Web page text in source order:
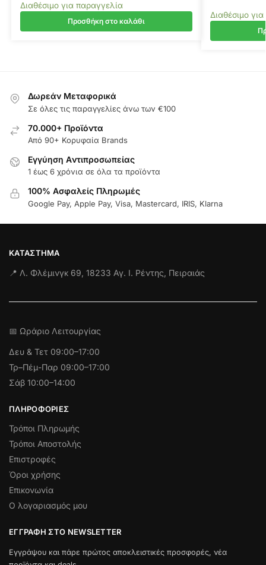
Διαθέσιμο για παραγγελία
Προσθήκη στο καλάθι
Διαθέσιμο
Δωρεάν Μεταφορικά
Σε όλες τις παραγγελίες άνω των €100
70.000+ Προϊόντα
Από 90+ Κορυφαία Brands
Εγγύηση Aντιπροσωπείας
1 έως 6 χρόνια σε όλα τα προϊόντα
100% Ασφαλείς Πληρωμές
Google Pay, Apple Pay, Visa, Mastercard, IRIS, Klarna
ΚΑΤΆΣΤΗΜΑ
📍 Λ. Φλέμινγκ 69, 18233 Αγ. Ι. Ρέντης, Πειραιάς
📅 Ωράριο Λειτουργίας
Δευ & Τετ 09:00–17:00
Τρ–Πέμ-Παρ 09:00–17:00
Σάβ 10:00–14:00
ΠΛΗΡΟΦΟΡΊΕΣ
Τρόποι Πληρωμής
Τρόποι Αποστολής
Επιστροφές
Όροι χρήσης
Επικονωνία
Ο λογαριασμός μου
ΕΓΓΡΑΦΉ ΣΤΟ NEWSLETTER
Εγγράψου και πάρε πρώτος αποκλειστικές προσφορές, νέα